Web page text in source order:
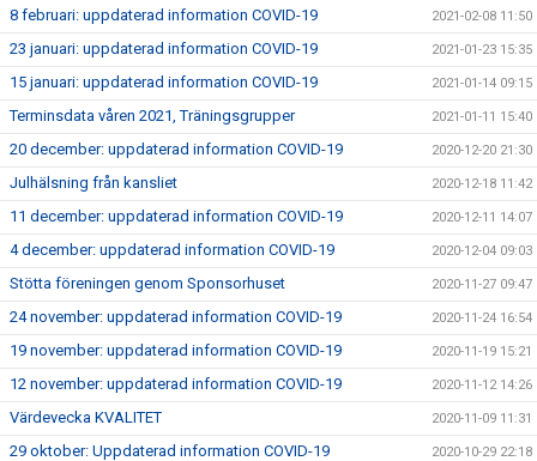
8 februari: uppdaterad information COVID-19 2021-02-08 11:50
23 januari: uppdaterad information COVID-19 2021-01-23 15:35
15 januari: uppdaterad information COVID-19 2021-01-14 09:15
Terminsdata våren 2021, Träningsgrupper 2021-01-11 15:40
20 december: uppdaterad information COVID-19 2020-12-20 21:30
Julhälsning från kansliet 2020-12-18 11:42
11 december: uppdaterad information COVID-19 2020-12-11 14:07
4 december: uppdaterad information COVID-19 2020-12-04 09:03
Stötta föreningen genom Sponsorhuset 2020-11-27 09:47
24 november: uppdaterad information COVID-19 2020-11-24 16:54
19 november: uppdaterad information COVID-19 2020-11-19 15:21
12 november: uppdaterad information COVID-19 2020-11-12 14:26
Värdevecka KVALITET 2020-11-09 11:31
29 oktober: Uppdaterad information COVID-19 2020-10-29 22:18